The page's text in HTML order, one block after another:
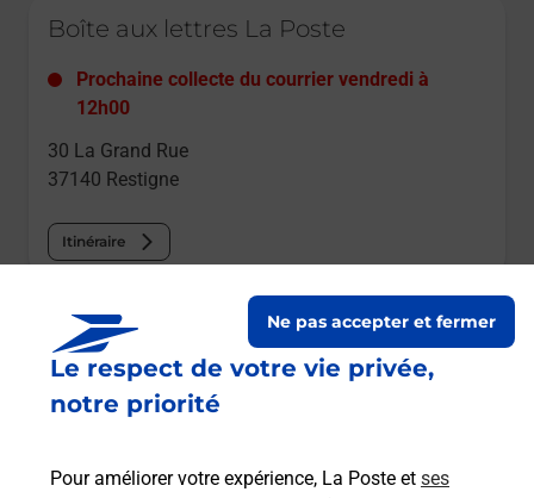
Le respect de votre vie privée,
notre priorité
Pour améliorer votre expérience, La Poste et ses
Ne pas accepter et fermer
Boîte aux lettres La Poste
Prochaine collecte du courrier vendredi à
12h00
30 La Grand Rue
37140 Restigne
Itinéraire
Boîte aux lettres La Poste
Prochaine collecte du courrier vendredi
09h00
37140 Restigne
Le lien s'ouvre dans un nouvel onglet